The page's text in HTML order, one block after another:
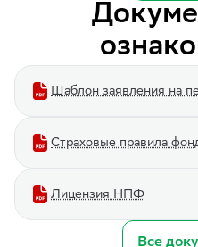
Шаблон заявления на
Страховые правила
Лицензия НПФ
Все